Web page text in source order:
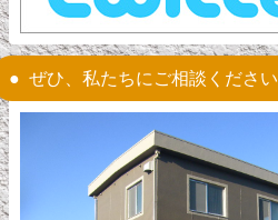
ぜひ、私たちにご相談ください